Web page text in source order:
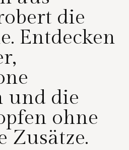
die
Entdecken
und die
ohne
Zusätze.